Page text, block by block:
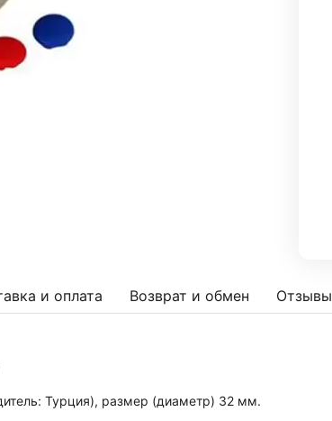
и оплата Возврат и обмен Отзывы
Турция), размер (диаметр) 32 мм.